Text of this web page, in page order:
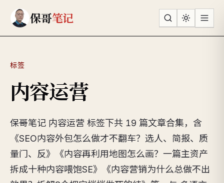
保哥笔记
标签
内容运营
保哥笔记 内容运营 标签下共 19 篇文章合集，含
《SEO内容外包怎么做才不翻车？选人、简报、质
量门、反》《内容再利用地图怎么画？一篇主资产
拆成十种内容喂饱SE》《内容营销为什么总做不出